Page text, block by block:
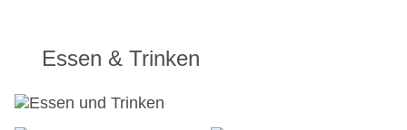
Essen & Trinken